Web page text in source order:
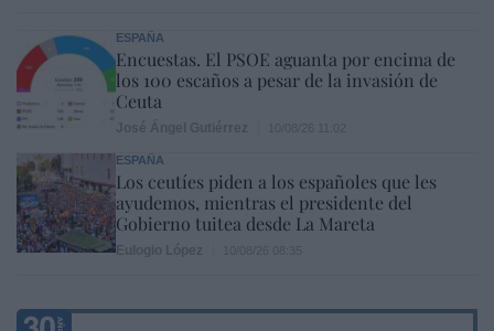
ESPAÑA
Encuestas. El PSOE aguanta por encima de
los 100 escaños a pesar de la invasión de
Ceuta
ESPAÑA
Los ceutíes piden a los españoles que les
ayudemos, mientras el presidente del
Gobierno tuitea desde La Mareta